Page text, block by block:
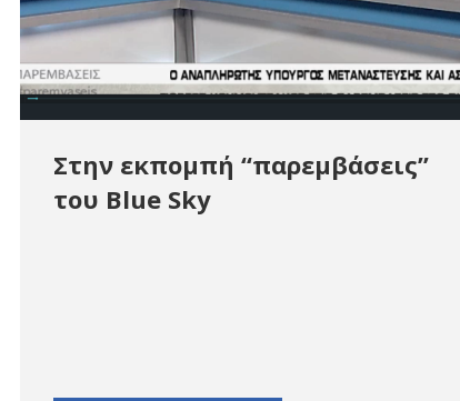
Στην εκπομπή “παρεμβάσεις”
του Blue Sky